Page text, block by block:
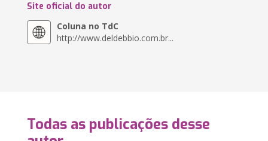
Site oficial do autor
Coluna no TdC
http://www.deldebbio.com.br...
Todas as publicações desse